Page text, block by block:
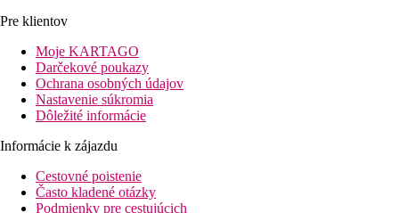
Pre klientov
Moje KARTAGO
Darčekové poukazy
Ochrana osobných údajov
Nastavenie súkromia
Dôležité informácie
Informácie k zájazdu
Cestovné poistenie
Často kladené otázky
Podmienky pre cestujúcich